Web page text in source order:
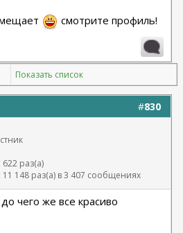
смотрите профиль!
Показать список
#830
раз(а)
148 раз(а) в 3 407 сообщениях
чего же все красиво